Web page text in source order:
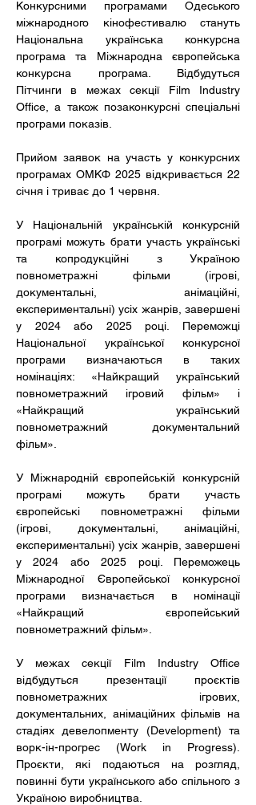
Конкурсними програмами Одеського
міжнародного кінофестивалю стануть
Національна українська конкурсна
програма та Міжнародна європейська
конкурсна програма. Відбудуться
Пітчинги в межах секції Film Industry
Office, а також позаконкурсні спеціальні
програми показів.
Прийом заявок на участь у конкурсних
програмах ОМКФ 2025 відкривається 22
січня і триває до 1 червня.
У Національній українській конкурсній
програмі можуть брати участь українські
та копродукційні з Україною
повнометражні фільми (ігрові,
документальні, анімаційні,
експериментальні) усіх жанрів, завершені
у 2024 або 2025 році. Переможці
Національної української конкурсної
програми визначаються в таких
номінаціях: «Найкращий український
повнометражний ігровий фільм» і
«Найкращий український
повнометражний документальний
фільм».​​
У Міжнародній європейській конкурсній
програмі можуть брати участь
європейські повнометражні фільми
(ігрові, документальні, анімаційні,
експериментальні) усіх жанрів, завершені
у 2024 або 2025 році. Переможець
Міжнародної Європейської конкурсної
програми визначається в номінації
«Найкращий європейський
повнометражний фільм».
У межах секції Film Industry Office
відбудуться презентації проєктів
повнометражних ігрових,
документальних, анімаційних фільмів на
стадіях девелопменту (Development) та
ворк-ін-прогрес (Work in Progress).
Проєкти, які подаються на розгляд,
повинні бути українського або спільного з
Україною виробництва.